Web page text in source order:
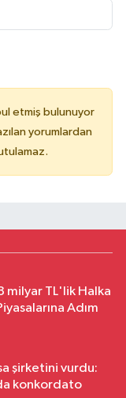
etmiş bulunuyor
yorumlardan
milyar TL'lik Halka
Adım
şirketini vurdu:
konkordato